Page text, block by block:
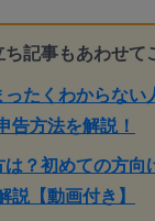
ち記事もあわせて
たくわからない
告方法を解説！
？初めての方向
説【動画付き】